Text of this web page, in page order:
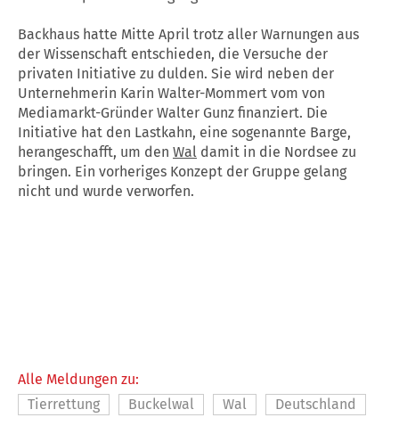
Backhaus hatte Mitte April trotz aller Warnungen aus
der Wissenschaft entschieden, die Versuche der
privaten Initiative zu dulden. Sie wird neben der
Unternehmerin Karin Walter-Mommert vom von
Mediamarkt-Gründer Walter Gunz finanziert. Die
Initiative hat den Lastkahn, eine sogenannte Barge,
herangeschafft, um den Wal damit in die Nordsee zu
bringen. Ein vorheriges Konzept der Gruppe gelang
nicht und wurde verworfen.
Alle Meldungen zu:
Tierrettung
Buckelwal Wal Deutschland